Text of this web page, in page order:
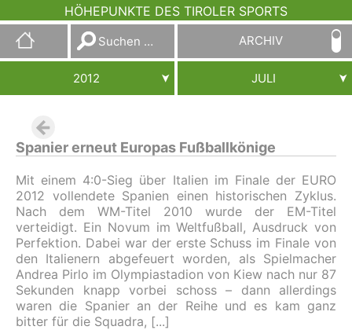
HÖHEPUNKTE DES TIROLER SPORTS
Suchen
nach:
ARCHIV
2012 JULI
Spanier erneut Europas Fußballkönige
Mit einem 4:0-Sieg über Italien im Finale der EURO
2012 vollendete Spanien einen historischen Zyklus.
Nach dem WM-Titel 2010 wurde der EM-Titel
verteidigt. Ein Novum im Weltfußball, Ausdruck von
Perfektion. Dabei war der erste Schuss im Finale von
den Italienern abgefeuert worden, als Spielmacher
Andrea Pirlo im Olympiastadion von Kiew nach nur 87
Sekunden knapp vorbei schoss – dann allerdings
waren die Spanier an der Reihe und es kam ganz
bitter für die Squadra,